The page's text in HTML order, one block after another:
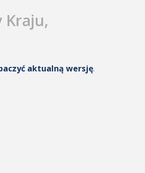
Kraju,
aktualną wersję.